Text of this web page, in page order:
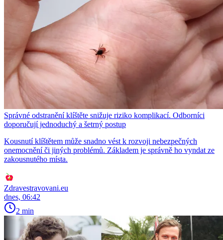
Správné odstranění klíštěte snižuje riziko komplikací. Odborníci
doporučují jednoduchý a šetrný postup
Kousnutí klíštětem může snadno vést k rozvoji nebezpečných
onemocnění či jiných problémů. Základem je správně ho vyndat ze
zakousnutého místa.
Zdravestravovani.eu
dnes, 06:42
2 min